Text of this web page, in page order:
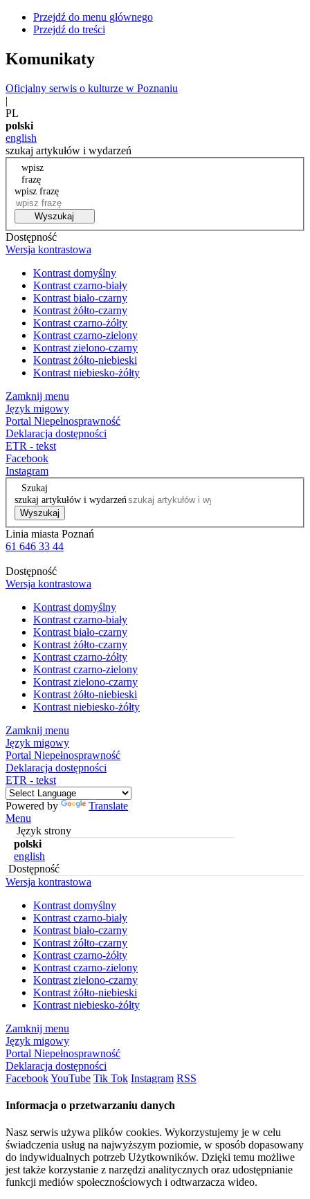
Przejdź do menu głównego
Przejdź do treści
Komunikaty
Oficjalny serwis o kulturze w Poznaniu
|
PL
polski
english
szukaj artykułów i wydarzeń
wpisz
frazę
wpisz frazę
Wyszukaj
Dostępność
Wersja kontrastowa
Kontrast domyślny
Kontrast czarno-biały
Kontrast biało-czarny
Kontrast żółto-czarny
Kontrast czarno-żółty
Kontrast czarno-zielony
Kontrast zielono-czarny
Kontrast żółto-niebieski
Kontrast niebiesko-żółty
Zamknij menu
Język migowy
Portal Niepełnosprawność
Deklaracja dostępności
ETR - tekst
Facebook
Instagram
Szukaj
szukaj artykułów i wydarzeń
Wyszukaj
Linia miasta Poznań
61 646 33 44
Dostępność
Wersja kontrastowa
Kontrast domyślny
Kontrast czarno-biały
Kontrast biało-czarny
Kontrast żółto-czarny
Kontrast czarno-żółty
Kontrast czarno-zielony
Kontrast zielono-czarny
Kontrast żółto-niebieski
Kontrast niebiesko-żółty
Zamknij menu
Język migowy
Portal Niepełnosprawność
Deklaracja dostępności
ETR - tekst
Powered by
Translate
Menu
Język strony
polski
english
Dostępność
Wersja kontrastowa
Kontrast domyślny
Kontrast czarno-biały
Kontrast biało-czarny
Kontrast żółto-czarny
Kontrast czarno-żółty
Kontrast czarno-zielony
Kontrast zielono-czarny
Kontrast żółto-niebieski
Kontrast niebiesko-żółty
Zamknij menu
Język migowy
Portal Niepełnosprawność
Deklaracja dostępności
FacebookYouTube Tik Tok Instagram RSS
Informacja o przetwarzaniu danych
Nasz serwis używa plików cookies. Wykorzystujemy je w celu
świadczenia usług na najwyższym poziomie, w sposób dopasowany
do indywidualnych potrzeb Użytkowników. Dzięki temu możliwe
jest także korzystanie z narzędzi analitycznych oraz udostępnianie
funkcji mediów społecznościowych i odtwarzacza wideo.